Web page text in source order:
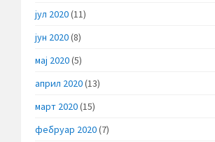
јул 2020(11)
јун 2020(8)
мај 2020(5)
април 2020(13)
март 2020(15)
фебруар 2020(7)